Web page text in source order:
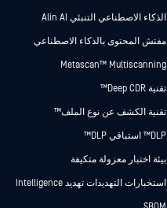
الذكاء الاصطناعي التنبئي Alin AI
مفتش المحتوى بالذكاء الاصطناعي
Metascan™ Multiscanning
تقنية Deep CDR™
تقنية الكشف عن نوع الملف™
DLP™ استباقي DLP™
بيئة اختبار معزولة متكيفة
استخبارات التهديدات تهديد Intelligence